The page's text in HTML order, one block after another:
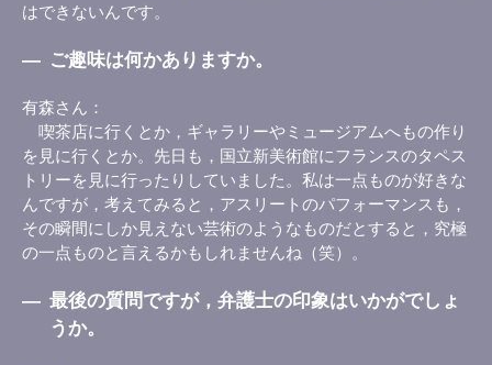
はできないんです。
― ご趣味は何かありますか。
有森さん
喫茶店に行くとか，ギャラリーやミュージアムへもの作り
を見に行くとか。先日も，国立新美術館にフランスのタペス
トリーを見に行ったりしていました。私は一点ものが好きな
んですが，考えてみると，アスリートのパフォーマンスも，
その瞬間にしか見えない芸術のようなものだとすると，究極
の一点ものと言えるかもしれませんね（笑）。
― 最後の質問ですが，弁護士の印象はいかがでしょ
うか。